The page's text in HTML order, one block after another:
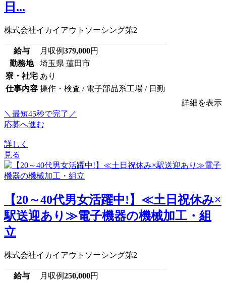
日...
株式会社イカイアウトソーシング第2
給与 月収例379,000円
勤務地
埼玉県 蓮田市
寮・社宅 あり
仕事内容 操作・検査 / 電子部品系工場 / 日勤
詳細を表示
＼最短45秒で完了／
応募へ進む
詳しく
見る
【20～40代男女活躍中!】≪土日祝休み×
駅送迎あり≫電子機器の機械加工・組
立
株式会社イカイアウトソーシング第2
給与 月収例250,000円